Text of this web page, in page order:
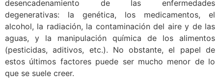
desencadenamiento de las enfermedades
degenerativas: la genética, los medicamentos, el
alcohol, la radiación, la contaminación del aire y de las
aguas, y la manipulación química de los alimentos
(pesticidas, aditivos, etc.). No obstante, el papel de
estos últimos factores puede ser mucho menor de lo
que se suele creer.